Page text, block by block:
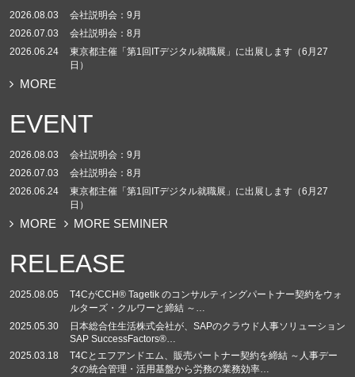
2026.08.03
会社説明会：9月
2026.07.03
会社説明会：8月
2026.06.24
東京都主催「第1回ITデジタル就職展」に出展します（6月27
日）
MORE
EVENT
2026.08.03
会社説明会：9月
2026.07.03
会社説明会：8月
2026.06.24
東京都主催「第1回ITデジタル就職展」に出展します（6月27
日）
MORE MORE SEMINER
RELEASE
2025.08.05
T4CがCCH® Tagetik のコンサルティングパートナー契約をウォ
ルターズ・クルワーと締結 ～…
2025.05.30
日本総合住生活株式会社が、SAPのクラウド人事ソリューション
SAP SuccessFactors®…
2025.03.18
T4Cとエフアンドエム、販売パートナー契約を締結 ～人事デー
タの統合管理・活用基盤から労務の業務効率…